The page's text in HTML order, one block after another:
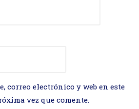
correo electrónico y web en este
vez que comente.